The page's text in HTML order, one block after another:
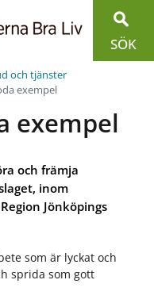
SÖK
och tjänster
exempel
exempel
och främja
inom
Jönköpings
som är lyckat och
sprida som gott